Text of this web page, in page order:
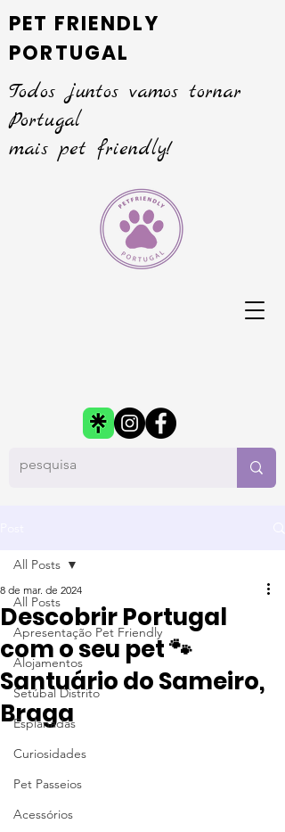
PET FRIENDLY
PORTUGAL
Todos juntos vamos tornar
Portugal
mais pet friendly!
All Posts
Apresentação Pet Friendly
Alojamentos
Setúbal Distrito
Esplanadas
Curiosidades
Pet Passeios
Acessórios
All Posts
Descobrir Portugal
com o seu pet 🐾
Santuário do Sameiro,
Braga
8 de mar. de 2024